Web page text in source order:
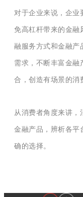
对于企业来说，企业
免高杠杆带来的金融
融服务方式和金融产
需求，不断丰富金融
合，创造有场景的消
从消费者角度来讲，
金融产品，辨析各平
确的选择。